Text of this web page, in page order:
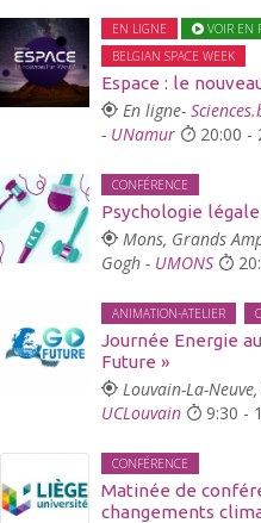
EN LIGNE VOIR EN
BELGIAN SPACE WEEK
Espace : le
En ligne-
- UNamur 20:00 -
CONFÉRENCE
Psychologie
Mons, Grands
Gogh - UMONS
ANIMATION-ATELIER
Journée Energie
Future »
Louvain-La-
UCLouvain
9:30 -
CONFÉRENCE
Matinée de
changements